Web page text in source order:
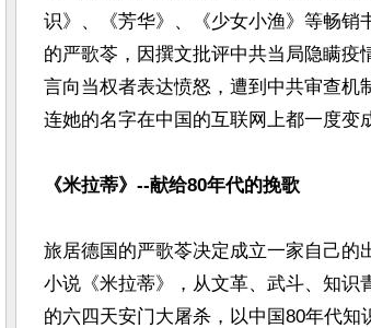
识》、《芳华》、《少女小渔》等畅销
的严歌苓，因撰文批评中共当局隐瞒疫
言向当权者表达愤怒，遭到中共审查机
连她的名字在中国的互联网上都一度变
《米拉蒂》--献给80年代的挽歌
旅居德国的严歌苓决定成立一家自己的
小说《米拉蒂》，从文革、武斗、知识
的六四天安门大屠杀，以中国80年代知